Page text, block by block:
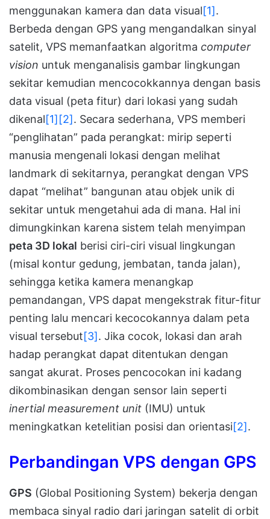
menggunakan kamera dan data visual[1].
Berbeda dengan GPS yang mengandalkan sinyal
satelit, VPS memanfaatkan algoritma computer
vision untuk menganalisis gambar lingkungan
sekitar kemudian mencocokkannya dengan basis
data visual (peta fitur) dari lokasi yang sudah
dikenal[1][2]. Secara sederhana, VPS memberi
“penglihatan” pada perangkat: mirip seperti
manusia mengenali lokasi dengan melihat
landmark di sekitarnya, perangkat dengan VPS
dapat “melihat” bangunan atau objek unik di
sekitar untuk mengetahui ada di mana. Hal ini
dimungkinkan karena sistem telah menyimpan
peta 3D lokal berisi ciri-ciri visual lingkungan
(misal kontur gedung, jembatan, tanda jalan),
sehingga ketika kamera menangkap
pemandangan, VPS dapat mengekstrak fitur-fitur
penting lalu mencari kecocokannya dalam peta
visual tersebut[3]. Jika cocok, lokasi dan arah
hadap perangkat dapat ditentukan dengan
sangat akurat. Proses pencocokan ini kadang
dikombinasikan dengan sensor lain seperti
inertial measurement unit (IMU) untuk
meningkatkan ketelitian posisi dan orientasi[2].
Perbandingan VPS dengan GPS
GPS (Global Positioning System) bekerja dengan
membaca sinyal radio dari jaringan satelit di orbit